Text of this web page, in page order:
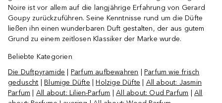
Noire ist vor allem auf die langjährige Erfahrung von Gerard
Goupy zurückzuführen. Seine Kenntnisse rund um die Düfte
ließen ihn einen wunderbaren Duft gestalten, der aus gutem
Grund zu einem zeitlosen Klassiker der Marke wurde.
Beliebte Kategorien
Die Duftpyramide
Parfum aufbewahren |Parfum wie frisch
geduscht |Blumige Düfte |Holzige Düfte
All about: Jasmin
Parfum
All about: Lilien-Parfum |All about: Oud Parfum |All